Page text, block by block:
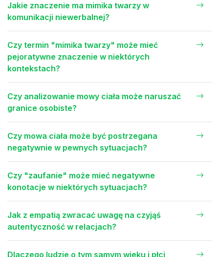
Jakie znaczenie ma mimika twarzy w
komunikacji niewerbalnej?
Czy termin "mimika twarzy" może mieć
pejoratywne znaczenie w niektórych
kontekstach?
Czy analizowanie mowy ciała może naruszać
granice osobiste?
Czy mowa ciała może być postrzegana
negatywnie w pewnych sytuacjach?
Czy "zaufanie" może mieć negatywne
konotacje w niektórych sytuacjach?
Jak z empatią zwracać uwagę na czyjąś
autentyczność w relacjach?
Dlaczego ludzie o tym samym wieku i płci